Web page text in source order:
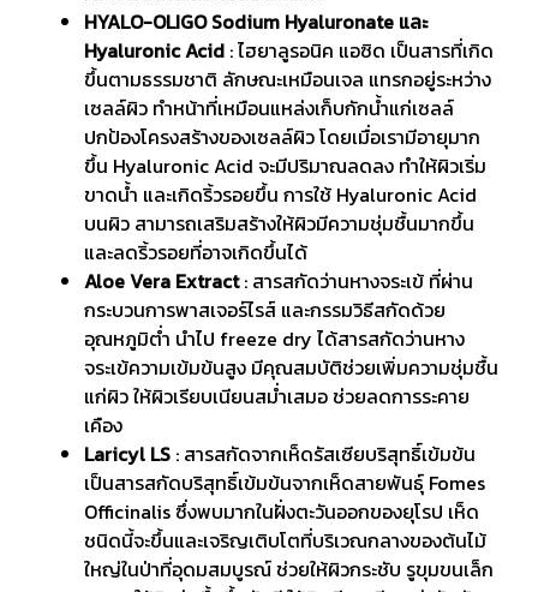
HYALO-OLIGO Sodium Hyaluronate และ
Hyaluronic Acid : ไฮยาลูรอนิค แอซิด เป็นสารที่เกิด
ขึ้นตามธรรมชาติ ลักษณะเหมือนเจล แทรกอยู่ระหว่าง
เซลล์ผิว ทำหน้าที่เหมือนแหล่งเก็บกักน้ำแก่เซลล์
ปกป้องโครงสร้างของเซลล์ผิว โดยเมื่อเรามีอายุมาก
ขึ้น Hyaluronic Acid จะมีปริมาณลดลง ทำให้ผิวเริ่ม
ขาดน้ำ และเกิดริ้วรอยขึ้น การใช้ Hyaluronic Acid
บนผิว สามารถเสริมสร้างให้ผิวมีความชุ่มชื้นมากขึ้น
และลดริ้วรอยที่อาจเกิดขึ้นได้
Aloe Vera Extract: สารสกัดว่านหางจระเข้ ที่ผ่าน
กระบวนการพาสเจอร์ไรส์ และกรรมวิธีสกัดด้วย
อุณหภูมิต่ำ นำไป freeze dry ได้สารสกัดว่านหาง
จระเข้ความเข้มข้นสูง มีคุณสมบัติช่วยเพิ่มความชุ่มชื้น
แก่ผิว ให้ผิวเรียบเนียนสม่ำเสมอ ช่วยลดการระคาย
เคือง
Laricyl LS : สารสกัดจากเห็ดรัสเซียบริสุทธิ์เข้มข้น
เป็นสารสกัดบริสุทธิ์เข้มข้นจากเห็ดสายพันธุ์ Fomes
Officinalis ซึ่งพบมากในฝั่งตะวันออกของยุโรป เห็ด
ชนิดนี้จะขึ้นและเจริญเติบโตที่บริเวณกลางของต้นไม้
ใหญ่ในป่าที่อุดมสมบูรณ์ ช่วยให้ผิวกระชับ รูขุมขนเล็ก